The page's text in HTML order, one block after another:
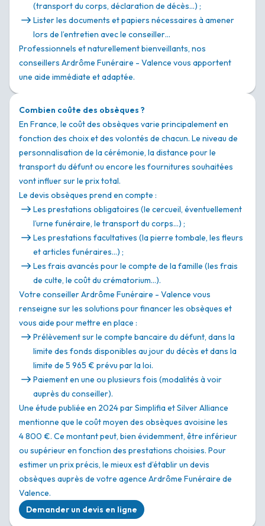
(transport du corps, déclaration de décès…) ;
Lister les documents et papiers nécessaires à amener
lors de l’entretien avec le conseiller…
Professionnels et naturellement bienveillants, nos
conseillers Ardrôme Funéraire - Valence vous apportent
une aide immédiate et adaptée.
Combien coûte des obsèques ?
En France, le coût des obsèques varie principalement en
fonction des choix et des volontés de chacun. Le niveau de
personnalisation de la cérémonie, la distance pour le
transport du défunt ou encore les fournitures souhaitées
vont influer sur le prix total.
Le devis obsèques prend en compte :
Les prestations obligatoires (le cercueil, éventuellement
l’urne funéraire, le transport du corps…) ;
Les prestations facultatives (la pierre tombale, les fleurs
et articles funéraires…) ;
Les frais avancés pour le compte de la famille (les frais
de culte, le coût du crématorium…).
Votre conseiller Ardrôme Funéraire - Valence vous
renseigne sur les solutions pour financer les obsèques et
vous aide pour mettre en place :
Prélèvement sur le compte bancaire du défunt, dans la
limite des fonds disponibles au jour du décès et dans la
limite de 5 965 € prévu par la loi.
Paiement en une ou plusieurs fois (modalités à voir
auprès du conseiller).
Une étude publiée en 2024 par Simplifia et Silver Alliance
mentionne que le coût moyen des obsèques avoisine les
4 800 €. Ce montant peut, bien évidemment, être inférieur
ou supérieur en fonction des prestations choisies. Pour
estimer un prix précis, le mieux est d’établir un devis
obsèques auprès de votre agence Ardrôme Funéraire de
Valence.
Demander un devis en ligne